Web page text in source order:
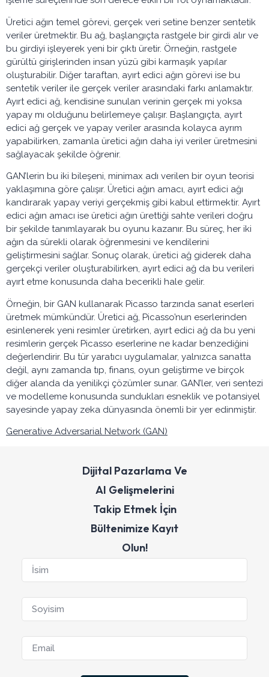
Üretici ağın temel görevi, gerçek veri setine benzer sentetik
veriler üretmektir. Bu ağ, başlangıçta rastgele bir girdi alır ve
bu girdiyi işleyerek yeni bir çıktı üretir. Örneğin, rastgele
gürültü girişlerinden insan yüzü gibi karmaşık yapılar
oluşturabilir. Diğer taraftan, ayırt edici ağın görevi ise bu
sentetik veriler ile gerçek veriler arasındaki farkı anlamaktır.
Ayırt edici ağ, kendisine sunulan verinin gerçek mi yoksa
yapay mı olduğunu belirlemeye çalışır. Başlangıçta, ayırt
edici ağ gerçek ve yapay veriler arasında kolayca ayrım
yapabilirken, zamanla üretici ağın daha iyi veriler üretmesini
sağlayacak şekilde öğrenir.
GAN’lerin bu iki bileşeni, minimax adı verilen bir oyun teorisi
yaklaşımına göre çalışır. Üretici ağın amacı, ayırt edici ağı
kandırarak yapay veriyi gerçekmiş gibi kabul ettirmektir. Ayırt
edici ağın amacı ise üretici ağın ürettiği sahte verileri doğru
bir şekilde tanımlayarak bu oyunu kazanır. Bu süreç, her iki
ağın da sürekli olarak öğrenmesini ve kendilerini
geliştirmesini sağlar. Sonuç olarak, üretici ağ giderek daha
gerçekçi veriler oluşturabilirken, ayırt edici ağ da bu verileri
ayırt etme konusunda daha becerikli hale gelir.
Örneğin, bir GAN kullanarak Picasso tarzında sanat eserleri
üretmek mümkündür. Üretici ağ, Picasso’nun eserlerinden
esinlenerek yeni resimler üretirken, ayırt edici ağ da bu yeni
resimlerin gerçek Picasso eserlerine ne kadar benzediğini
değerlendirir. Bu tür yaratıcı uygulamalar, yalnızca sanatta
değil, aynı zamanda tıp, finans, oyun geliştirme ve birçok
diğer alanda da yenilikçi çözümler sunar. GAN’ler, veri sentezi
ve modelleme konusunda sundukları esneklik ve potansiyel
sayesinde yapay zeka dünyasında önemli bir yer edinmiştir.
Generative Adversarial Network (GAN)
Dijital Pazarlama Ve
AI Gelişmelerini
Takip Etmek İçin
Bültenimize Kayıt
Olun!